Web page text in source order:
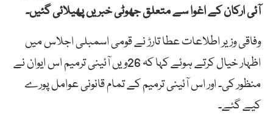
آئی ارکان کے اغوا سے متعلق جھوٹی خبریں پھیلائی گئیں۔
وفاقی وزیر اطلاعات عطا تارڑ نے قومی اسمبلی اجلاس میں
اظہار خیال کرتے ہوئے کہا کہ 26ویں آئینی ترمیم اس ایوان نے
منظور کی۔ اور اس آئینی ترمیم کے تمام قانونی عوامل پورے
کیے گئے۔